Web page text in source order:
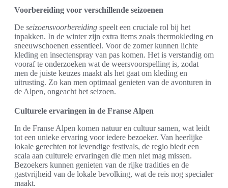
Voorbereiding voor verschillende seizoenen
De seizoensvoorbereiding speelt een cruciale rol bij het
inpakken. In de winter zijn extra items zoals thermokleding en
sneeuwschoenen essentieel. Voor de zomer kunnen lichte
kleding en insectenspray van pas komen. Het is verstandig om
vooraf te onderzoeken wat de weersvoorspelling is, zodat
men de juiste keuzes maakt als het gaat om kleding en
uitrusting. Zo kan men optimaal genieten van de avonturen in
de Alpen, ongeacht het seizoen.
Culturele ervaringen in de Franse Alpen
In de Franse Alpen komen natuur en cultuur samen, wat leidt
tot een unieke ervaring voor iedere bezoeker. Van heerlijke
lokale gerechten tot levendige festivals, de regio biedt een
scala aan culturele ervaringen die men niet mag missen.
Bezoekers kunnen genieten van de rijke tradities en de
gastvrijheid van de lokale bevolking, wat de reis nog specialer
maakt.